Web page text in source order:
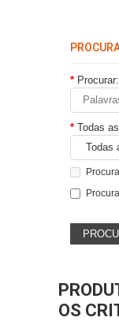
Procurar:
Todas
OS